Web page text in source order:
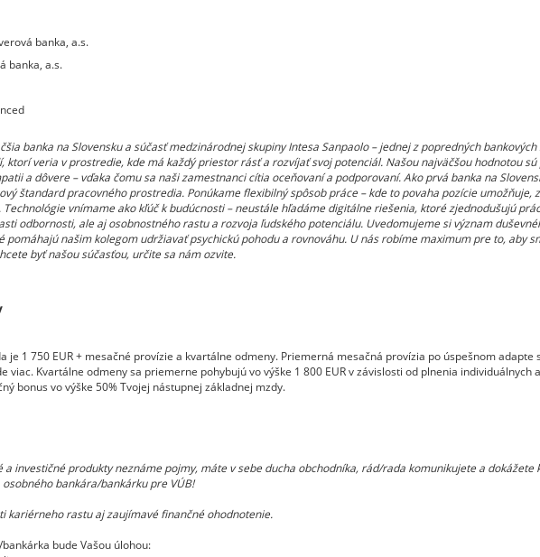
banka, a.s.
banka, a.s.
banka na Slovensku a súčasť medzinárodnej skupiny Intesa Sanpaolo – jednej z popredných
ktorí veria v prostredie, kde má každý priestor rásť a rozvíjať svoj potenciál. Našou najväčšou hodnotou
a dôvere – vďaka čomu sa naši zamestnanci cítia oceňovaní a podporovaní. Ako prvá banka na
štandard pracovného prostredia. Ponúkame flexibilný spôsob práce – kde to povaha pozície umožňuje,
vnímame ako kľúč k budúcnosti – neustále hľadáme digitálne riešenia, ktoré zjednodušujú
odbornosti, ale aj osobnostného rastu a rozvoja ľudského potenciálu. Uvedomujeme si význam
pomáhajú našim kolegom udržiavať psychickú pohodu a rovnováhu. U nás robíme maximum pre to, aby
byť našou súčasťou, určite sa nám ozvite.
je 1 750 EUR + mesačné provízie a kvartálne odmeny. Priemerná mesačná provízia po úspešnom adapte
viac. Kvartálne odmeny sa priemerne pohybujú vo výške 1 800 EUR v závislosti od plnenia individuálnych
bonus vo výške 50% Tvojej nástupnej základnej mzdy.
a investičné produkty neznáme pojmy, máte v sebe ducha obchodníka, rád/rada komunikujete a
bankára/bankárku pre VÚB!
kariérneho rastu aj zaujímavé finančné ohodnotenie.
bude Vašou úlohou: